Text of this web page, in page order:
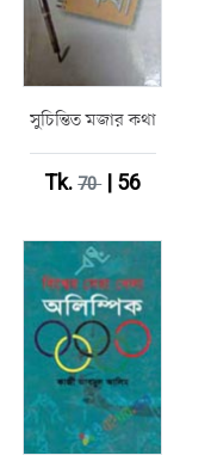
সুচিন্তিত মজার কথা
Tk.70| 56